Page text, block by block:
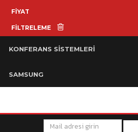
FİYAT
FİLTRELEME
KONFERANS SİSTEMLERİ
SAMSUNG